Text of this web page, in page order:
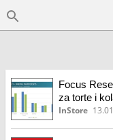
Focus
za torte i
InStore